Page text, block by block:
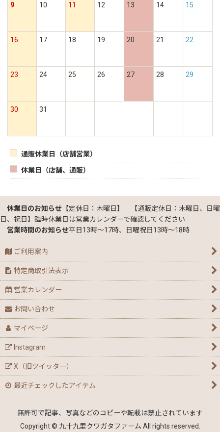
9 10 11 12 13 14 15
16 17 18 19 20 21 22
23 24 25 26 27 28 29
30 31
通販休業日（店舗営業）
休業日（店舗、通販）
休業日のお知らせ 【定休日：木曜日】 【通販定休日：木曜日、日曜
日、祝日】臨時休業日は営業カレンダーで確認してください
営業時間のお知らせ平日13時～17時、日曜祝日13時～18時
ご利用案内
特定商取引法表示
営業カレンダー
お問い合わせ
マイページ
Instagram
X（旧ツイッター）
最近チェックしたアイテム
無許可で記事、写真などのコピーや転載は禁止されています
Copyright © 九十九里クワガタファーム All rights reserved.